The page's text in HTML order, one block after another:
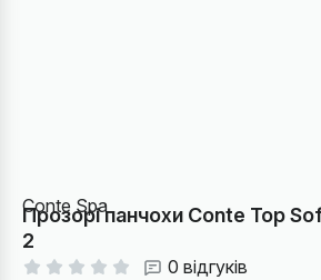
Conte Spa
Прозорі панчохи Conte Top
2
0 відгуків